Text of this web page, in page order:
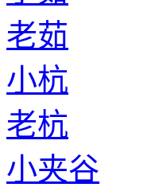
老茹
小杭
老杭
小夹谷